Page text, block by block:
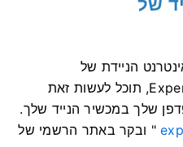
הניידת של
פלטפורמת המסחר ExpertOption, תוכל לעשות זאת
שלך במכשיר הנייד שלך.
" ובקר באתר הרשמי של